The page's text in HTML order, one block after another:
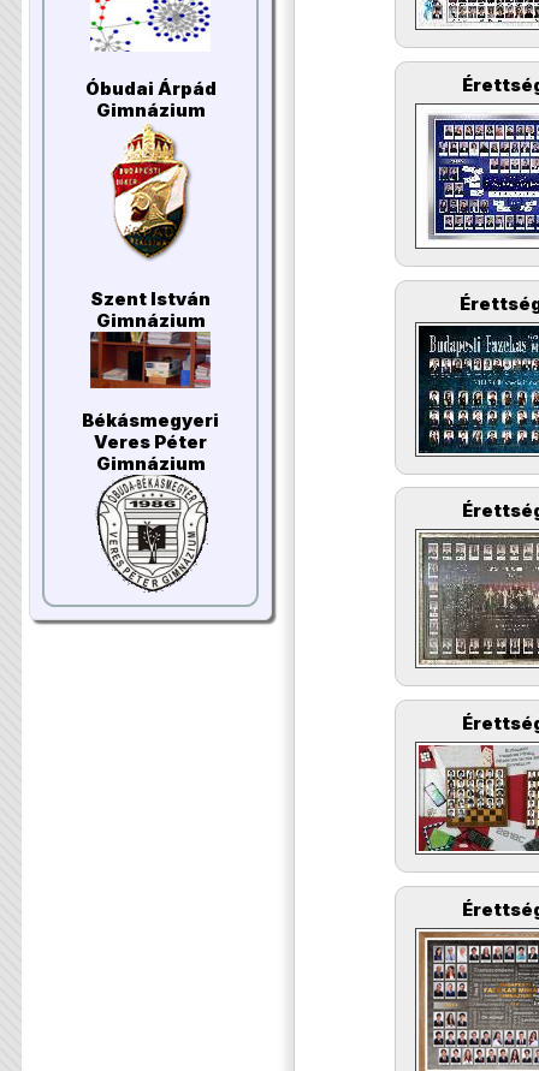
Óbudai Árpád
Gimnázium
Szent István
Gimnázium
Békásmegyeri
Veres Péter
Gimnázium